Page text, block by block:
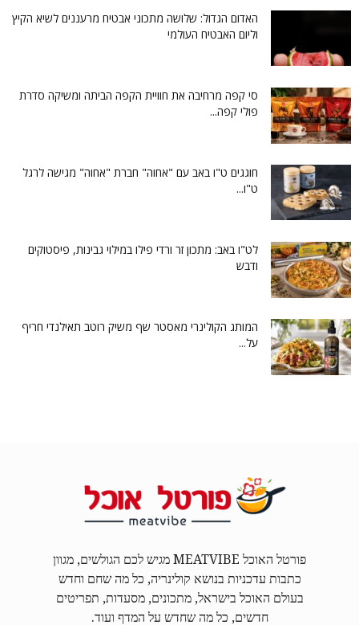
האדום הגדול: שלושה מתכוני אבטיח מרעננים לשיא הקיץ
וליום האבטיח העולמי
סי קפה מרחיבה את חוויית הקפה הביתה ומשיקה סדרת
פולי קפה...
חוגגים ט"ו באב עם "אחוה" חברת "אחוה" מגישה לרגל
ט"ו...
לט"ו באב: מתכון זר ורדי פילו במילוי גבינות, פיסטוקים
ודבש
המותג הקולינרי מאסטר שף משיק רוטב תאילנדי חריף
על...
פורטל האוכל MEATVIBE מגיש לכם הגולשים, מגוון
כתבות עדכניות בנושא קולינריה, כל מה שחם וחדש
בעולם האוכל בישראל, מתכונים, מסעדות, תפריטים
חדשים, כל מה שחדש על המדף ועוד.